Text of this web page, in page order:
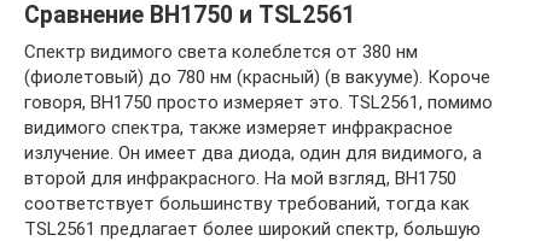
Сравнение BH1750 и TSL2561
Спектр видимого света колеблется от 380 нм
(фиолетовый) до 780 нм (красный) (в вакууме). Короче
говоря, BH1750 просто измеряет это. TSL2561, помимо
видимого спектра, также измеряет инфракрасное
излучение. Он имеет два диода, один для видимого, а
второй для инфракрасного. На мой взгляд, BH1750
соответствует большинству требований, тогда как
TSL2561 предлагает более широкий спектр, большую